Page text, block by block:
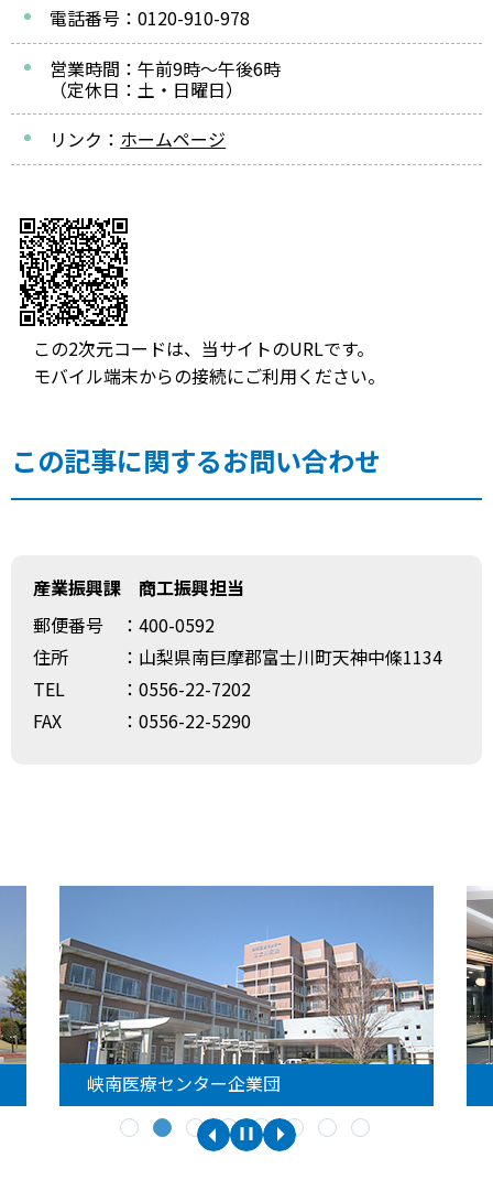
電話番号：0120-910-978
営業時間：午前9時～午後6時
（定休日：土・日曜日）
リンク： ホームページ
この2次元コードは、当サイトのURLです。
モバイル端末からの接続にご利用ください。
この記事に関するお問い合わせ
産業振興課 商工振興担当
郵便番号
：400-0592
住所
：山梨県南巨摩郡富士川町天神中條1134
TEL
：0556-22-7202
FAX
：0556-22-5290
峡南医療センター企業団